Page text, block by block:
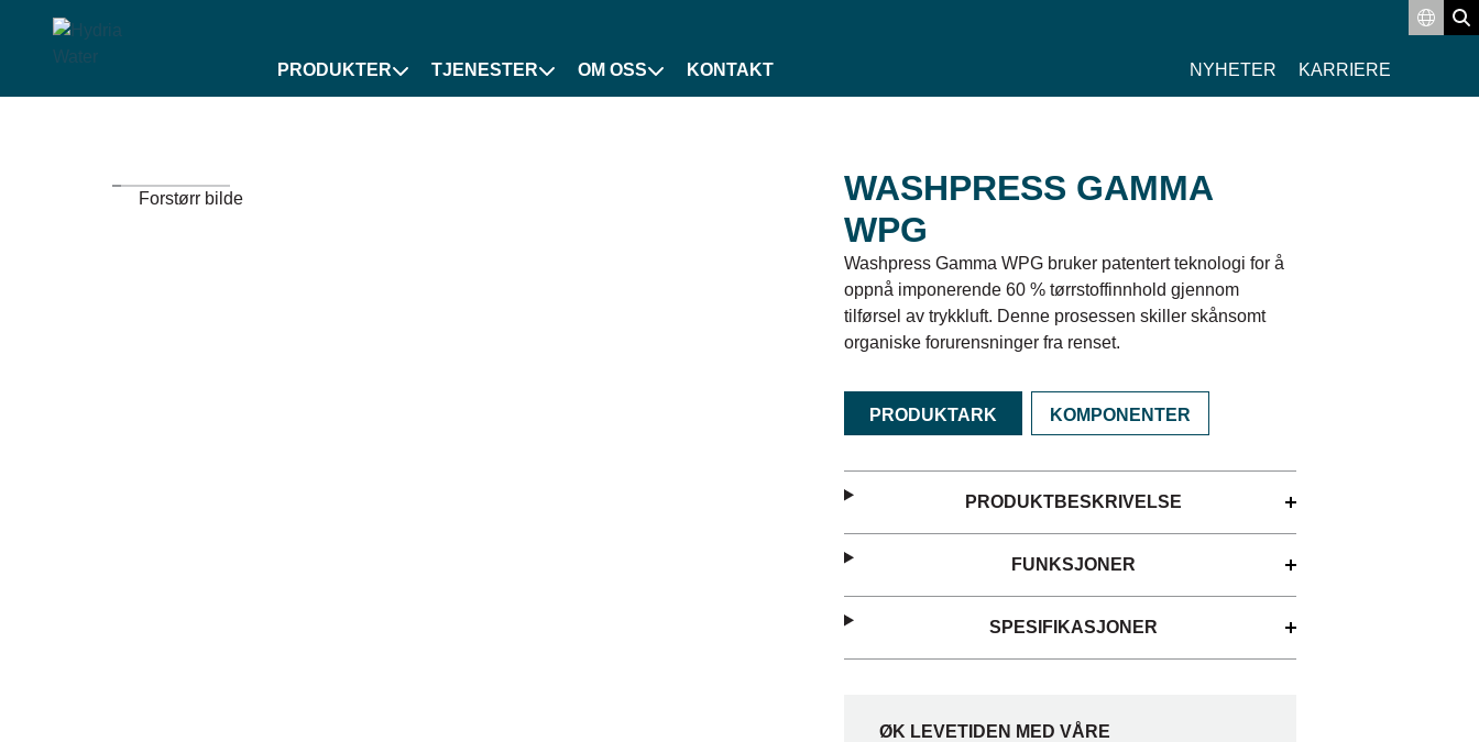
PRODUKTER
TJENESTER OM OSS KONTAKT NYHETER KARRIERE
Forstørr bilde
WASHPRESS GAMMA
WPG
Washpress Gamma WPG bruker patentert teknologi for å
oppnå imponerende 60 % tørrstoffinnhold gjennom
tilførsel av trykkluft. Denne prosessen skiller skånsomt
organiske forurensninger fra renset.
PRODUKTARK KOMPONENTER
PRODUKTBESKRIVELSE
FUNKSJONER
SPESIFIKASJONER
ØK LEVETIDEN MED VÅRE